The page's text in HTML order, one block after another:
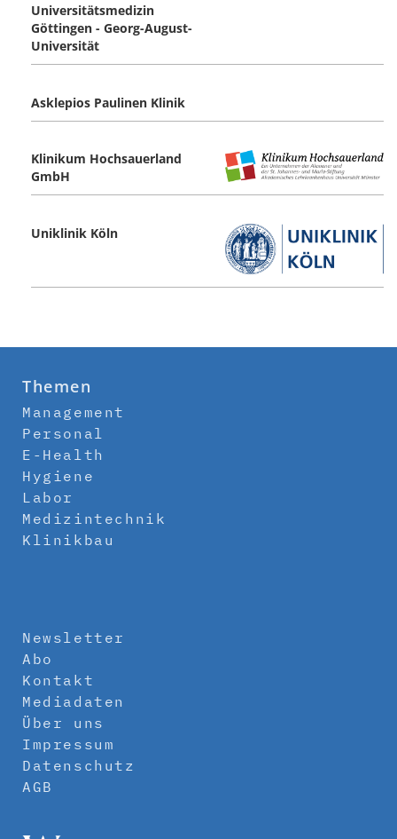
Universitätsmedizin
Göttingen - Georg-August-
Universität
Asklepios Paulinen Klinik
Klinikum Hochsauerland
GmbH
Uniklinik Köln
Themen
Management
Personal
E-Health
Hygiene
Labor
Medizintechnik
Klinikbau
Newsletter
Abo
Kontakt
Mediadaten
Über uns
Impressum
Datenschutz
AGB